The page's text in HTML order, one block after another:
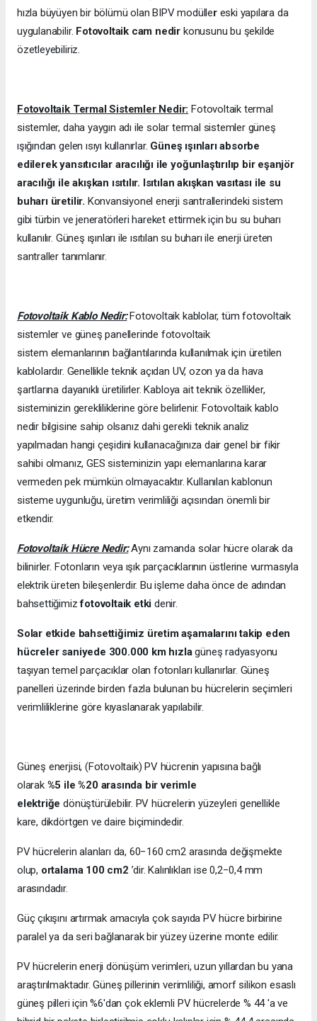
hızla büyüyen bir bölümü olan BIPV modüller eski yapılara da
uygulanabilir. Fotovoltaik cam nedir konusunu bu şekilde
özetleyebiliriz.
Fotovoltaik Termal Sistemler Nedir: Fotovoltaik termal
sistemler, daha yaygın adı ile solar termal sistemler güneş
ışığından gelen ısıyı kullanırlar. Güneş ışınları absorbe
edilerek yansıtıcılar aracılığı ile yoğunlaştırılıp bir eşanjör
aracılığı ile akışkan ısıtılır. Isıtılan akışkan vasıtası ile su
buharı üretilir. Konvansiyonel enerji santrallerindeki sistem
gibi türbin ve jeneratörleri hareket ettirmek için bu su buharı
kullanılır. Güneş ışınları ile ısıtılan su buharı ile enerji üreten
santraller tanımlanır.
Fotovoltaik Kablo Nedir:Fotovoltaik kablolar, tüm fotovoltaik
sistemler ve güneş panellerinde fotovoltaik
sistem elemanlarının bağlantılarında kullanılmak için üretilen
kablolardır. Genellikle teknik açıdan UV, ozon ya da hava
şartlarına dayanıklı üretilirler. Kabloya ait teknik özellikler,
sisteminizin gerekliliklerine göre belirlenir. Fotovoltaik kablo
nedir bilgisine sahip olsanız dahi gerekli teknik analiz
yapılmadan hangi çeşidini kullanacağınıza dair genel bir fikir
sahibi olmanız, GES sisteminizin yapı elemanlarına karar
vermeden pek mümkün olmayacaktır. Kullanılan kablonun
sisteme uygunluğu, üretim verimliliği açısından önemli bir
etkendir.
Fotovoltaik Hücre Nedir:Aynı zamanda solar hücre olarak da
bilinirler. Fotonların veya ışık parçacıklarının üstlerine vurmasıyla
elektrik üreten bileşenlerdir. Bu işleme daha önce de adından
bahsettiğimizfotovoltaik etkidenir.
Solar etkide bahsettiğimiz üretim aşamalarını takip eden
hücreler saniyede 300.000 km hızlagüneş radyasyonu
taşıyan temel parçacıklar olan fotonları kullanırlar. Güneş
panelleri üzerinde birden fazla bulunan bu hücrelerin seçimleri
verimliliklerine göre kıyaslanarak yapılabilir.
Güneş enerjisi, (Fotovoltaik) PV hücrenin yapısına bağlı
olarak %5 ile %20 arasında bir verimle
elektriğedönüştürülebilir. PV hücrelerin yüzeyleri genellikle
kare, dikdörtgen ve daire biçimindedir.
PV hücrelerin alanları da, 60−160 cm2 arasında değişmekte
olup, ortalama 100 cm2 ’dir. Kalınlıkları ise 0,2−0,4 mm
arasındadır.
Güç çıkışını artırmak amacıyla çok sayıda PV hücre birbirine
paralel ya da seri bağlanarak bir yüzey üzerine monte edilir.
PV hücrelerin enerji dönüşüm verimleri, uzun yıllardan bu yana
araştırılmaktadır. Güneş pillerinin verimliliği, amorf silikon esaslı
güneş pilleri için %6'dan çok eklemli PV hücrelerde % 44 'a ve